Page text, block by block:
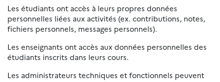
Les étudiants ont accès à leurs propres données
personnelles liées aux activités (ex. contributions, notes,
fichiers personnels, messages personnels).
Les enseignants ont accès aux données personnelles des
étudiants inscrits dans leurs cours.
Les administrateurs techniques et fonctionnels peuvent